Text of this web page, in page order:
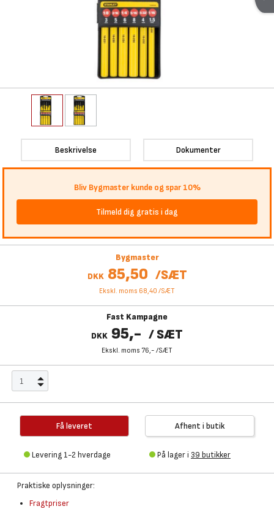
Beskrivelse Dokumenter
Bliv Bygmaster kunde og spar 10%
Tilmeld dig gratis i dag
Bygmaster
DKK 85,50 /SÆT
Ekskl. moms 68,40 /SÆT
Fast Kampagne
DKK 95,- /SÆT
Ekskl. moms 76,- /SÆT
Få leveret
Levering 1-2 hverdage
Afhent i butik
På lager i 39 butikker
Praktiske oplysninger:
Fragtpriser